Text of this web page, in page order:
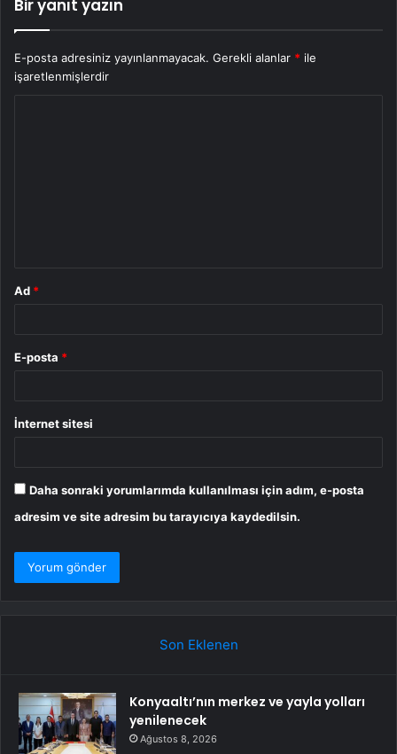
Bir yanıt yazın
E-posta adresiniz yayınlanmayacak. Gerekli alanlar * ile
işaretlenmişlerdir
Ad *
E-posta *
İnternet sitesi
Daha sonraki yorumlarımda kullanılması için adım, e-posta
adresim ve site adresim bu tarayıcıya kaydedilsin.
Son Eklenen
Konyaaltı’nın merkez ve yayla yolları
yenilenecek
Ağustos 8, 2026